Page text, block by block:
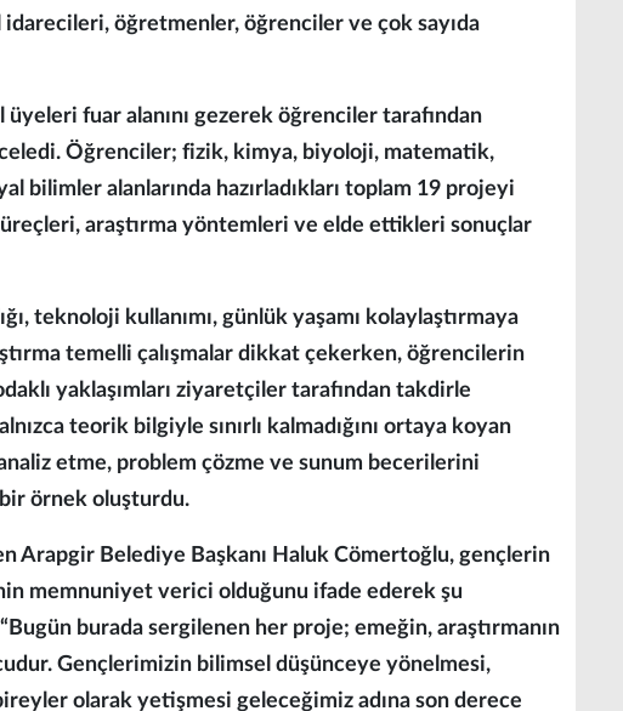
idarecileri, öğretmenler, öğrenciler ve çok sayıda
üyeleri fuar alanını gezerek öğrenciler tarafından
Öğrenciler; fizik, kimya, biyoloji, matematik,
bilimler alanlarında hazırladıkları toplam 19 projeyi
araştırma yöntemleri ve elde ettikleri sonuçlar
teknoloji kullanımı, günlük yaşamı kolaylaştırmaya
temelli çalışmalar dikkat çekerken, öğrencilerin
yaklaşımları ziyaretçiler tarafından takdirle
teorik bilgiyle sınırlı kalmadığını ortaya koyan
etme, problem çözme ve sunum becerilerini
örnek oluşturdu.
Arapgir Belediye Başkanı Haluk Cömertoğlu, gençlerin
memnuniyet verici olduğunu ifade ederek şu
burada sergilenen her proje; emeğin, araştırmanın
Gençlerimizin bilimsel düşünceye yönelmesi,
olarak yetişmesi geleceğimiz adına son derece